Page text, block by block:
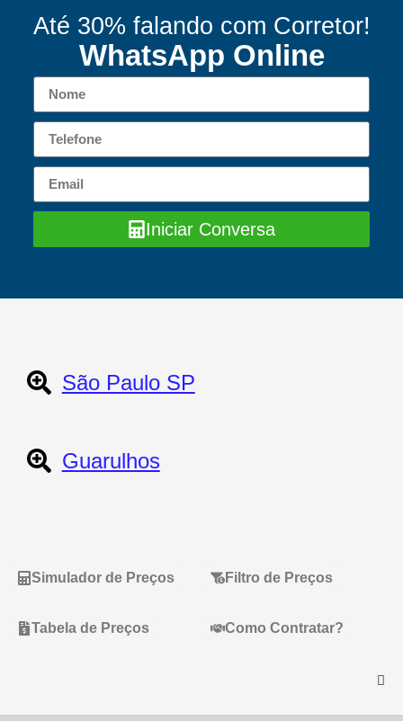
Até 30% falando com Corretor!
WhatsApp Online
Iniciar Conversa
São Paulo SP
Guarulhos
Simulador de Preços Filtro de Preços
Tabela de Preços Como Contratar?